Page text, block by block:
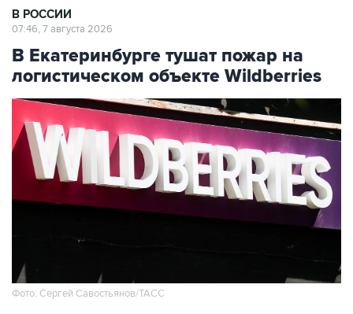
В РОССИИ
07:46, 7 августа 2026
В Екатеринбурге тушат пожар на
логистическом объекте Wildberries
Фото: Сергей Савостьянов/ТАСС